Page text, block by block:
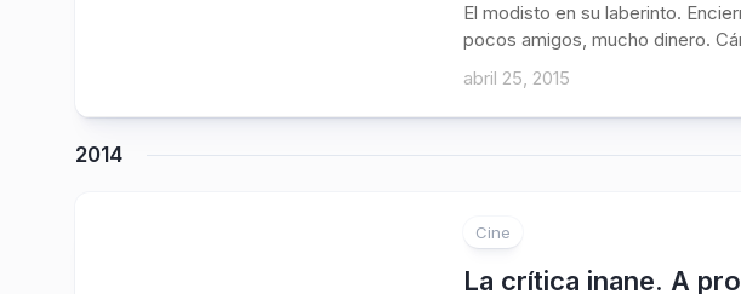
El modisto en su laberinto.
pocos amigos, mucho dinero.
abril 25, 2015
2014
Cine
La crítica inane. A